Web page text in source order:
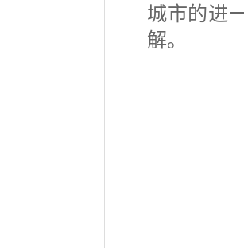
城市的进
解。